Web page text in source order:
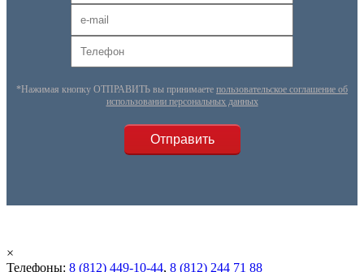
*Нажимая кнопку ОТПРАВИТЬ вы принимаете пользовательское соглашение об
использовании персональных данных
×
Телефоны: 8 (812) 449-10-44, 8 (812) 244 71 88